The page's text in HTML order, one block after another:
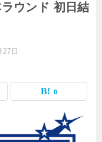
ウンド 初日結
27日
0